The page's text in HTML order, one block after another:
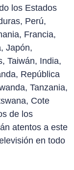
los Estados
Perú,
Francia,
Japón,
Taiwán, India,
República
Tanzania,
Cote
de los
atentos a este
en todo